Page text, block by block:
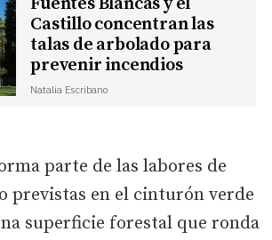
Castillo concentran las
talas de arbolado para
prevenir incendios
Natalia Escribano
parte de las labores de
previstas en el cinturón verde
superficie forestal que ronda